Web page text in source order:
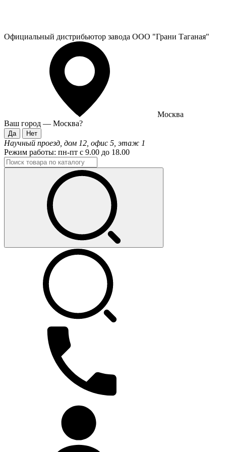
Официальный дистрибьютор завода ООО "Грани Таганая"
Москва
Ваш город — Москва?
Научный проезд, дом 12, офис 5, этаж 1
Режим работы: пн-пт с 9.00 до 18.00